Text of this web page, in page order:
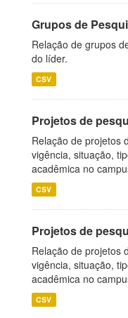
Grupos de
Relação de grupos
do líder.
CSV
Projetos de
Relação de projetos
vigência, situação,
acadêmica no
CSV
Projetos de
Relação de projetos
vigência, situação,
acadêmica no
CSV